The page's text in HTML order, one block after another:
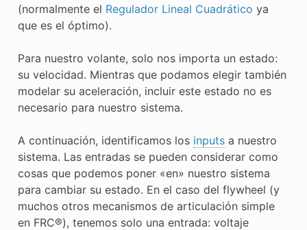
(normalmente el Regulador Lineal Cuadrático ya
que es el óptimo).
Para nuestro volante, solo nos importa un estado:
su velocidad. Mientras que podamos elegir también
modelar su aceleración, incluir este estado no es
necesario para nuestro sistema.
A continuación, identificamos los inputsa nuestro
sistema. Las entradas se pueden considerar como
cosas que podemos poner «en» nuestro sistema
para cambiar su estado. En el caso del flywheel (y
muchos otros mecanismos de articulación simple
en FRC®), tenemos solo una entrada: voltaje